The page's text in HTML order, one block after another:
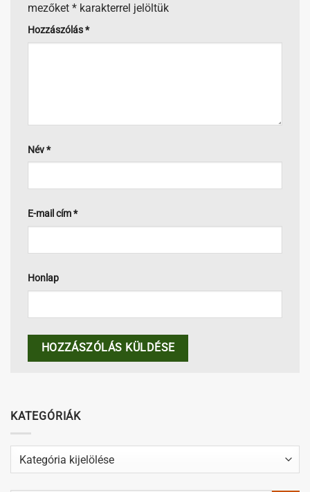
mezőket * karakterrel jelöltük
Hozzászólás*
Név*
E-mail cím*
Honlap
KATEGÓRIÁK
Kategóriák